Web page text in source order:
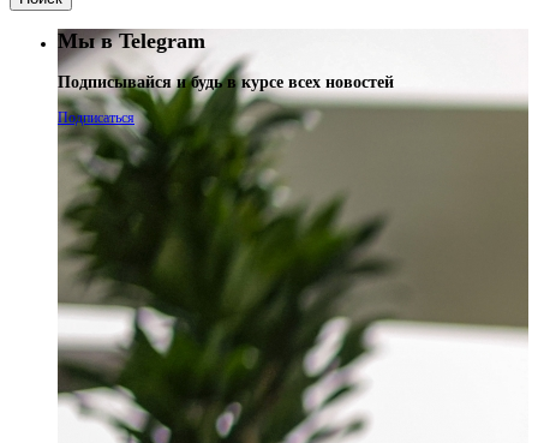
Мы в Telegram
Подписывайся и будь в курсе всех новостей
Подписаться